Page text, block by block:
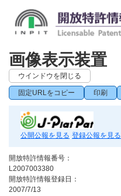
画像表示装置
ウインドウを閉じる
固定URLをコピー 印刷
公開公報を見る 登録公報を見る
開放特許情報番号：
L2007003380
開放特許情報登録日：
2007/7/13